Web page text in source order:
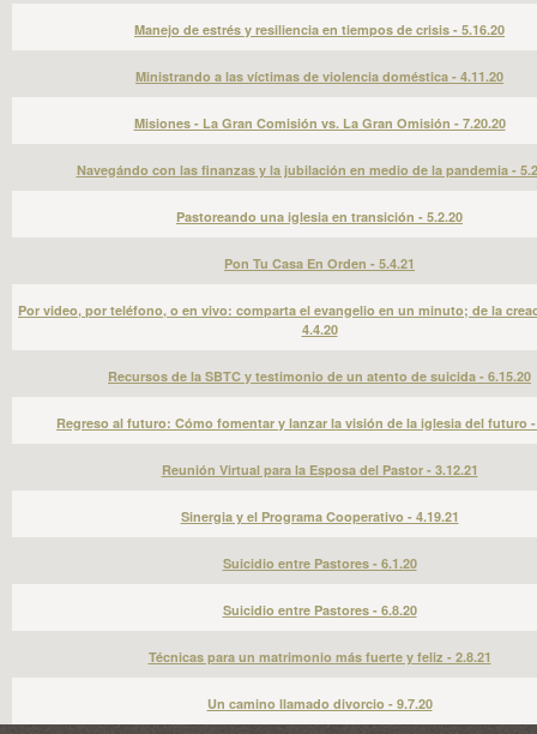
Manejo de estrés y resiliencia en tiempos de crisis - 5.16.20
Ministrando a las víctimas de violencia doméstica - 4.11.20
Misiones - La Gran Comisión vs. La Gran Omisión - 7.20.20
Navegándo con las finanzas y la jubilación en medio de la pandemia -
Pastoreando una iglesia en transición - 5.2.20
Pon Tu Casa En Orden - 5.4.21
Por video, por teléfono, o en vivo: comparta el evangelio en un minuto; de la
4.4.20
Recursos de la SBTC y testimonio de un atento de suicida - 6.15.20
Regreso al futuro: Cómo fomentar y lanzar la visión de la iglesia del futuro -
Reunión Virtual para la Esposa del Pastor - 3.12.21
Sinergia y el Programa Cooperativo - 4.19.21
Suicidio entre Pastores - 6.1.20
Suicidio entre Pastores - 6.8.20
Técnicas para un matrimonio más fuerte y feliz - 2.8.21
Un camino llamado divorcio - 9.7.20